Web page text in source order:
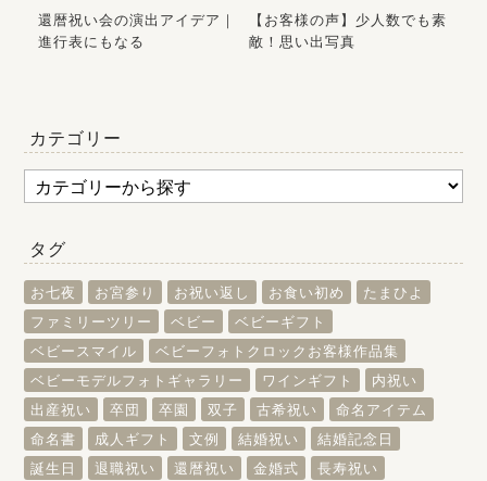
還暦祝い会の演出アイデア｜
進行表にもなる
【お客様の声】少人数でも素
敵！思い出写真
カテゴリー
タグ
お七夜 お宮参り お祝い返し お食い初め
たまひよ
ファミリーツリー
ベビー
ベビーギフト
ベビースマイル
ベビーフォトクロックお客様作品集
ベビーモデルフォトギャラリー
ワインギフト
内祝い
出産祝い
卒団 卒園 双子 古希祝い
命名アイテム
命名書
成人ギフト 文例 結婚祝い
結婚記念日
誕生日
退職祝い 還暦祝い 金婚式 長寿祝い